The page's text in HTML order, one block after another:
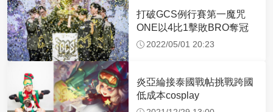
打破GCS例行賽第一魔咒
ONE以4比1擊敗BRO奪冠
2022/05/01 20:23
炎亞綸接泰國戰帖挑戰跨國
低成本cosplay